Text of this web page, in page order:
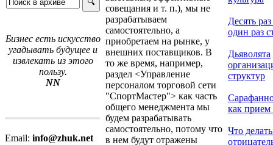
Бизнес есть искусство
угадывать будущее и
извлекать из этого
пользу.
NN
Email: info@zhuk.net
совещания и т. п.), мы не
разрабатываем
самостоятельно, а
приобретаем на рынке, у
внешних поставщиков. В
то же время, например,
раздел <Управление
персоналом торговой сети
"СпортМастер"> как часть
общего менеджмента мы
будем разрабатывать
самостоятельно, потому что
в нем будут отражены
Десять
один раз
Дьяволята
структур
как прием
Что